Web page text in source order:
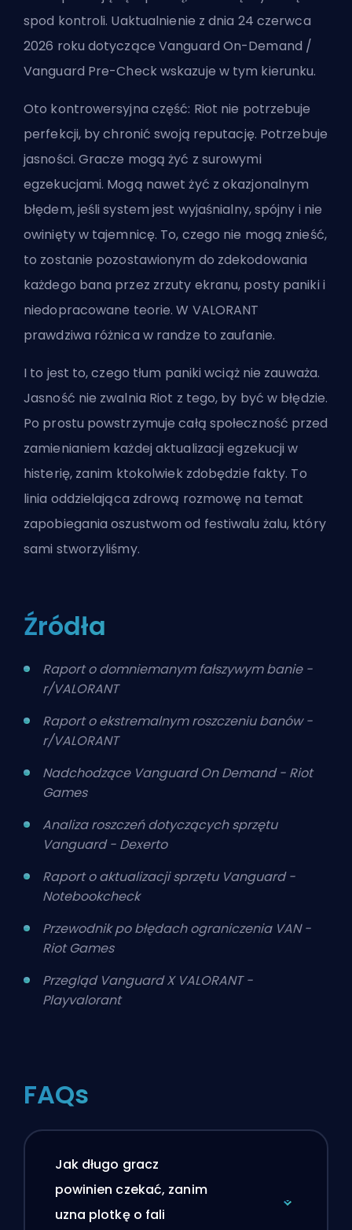
spod kontroli. Uaktualnienie z dnia 24 czerwca
2026 roku dotyczące Vanguard On-Demand /
Vanguard Pre-Check wskazuje w tym kierunku.
Oto kontrowersyjna część: Riot nie potrzebuje
perfekcji, by chronić swoją reputację. Potrzebuje
jasności. Gracze mogą żyć z surowymi
egzekucjami. Mogą nawet żyć z okazjonalnym
błędem, jeśli system jest wyjaśnialny, spójny i nie
owinięty w tajemnicę. To, czego nie mogą znieść,
to zostanie pozostawionym do zdekodowania
każdego bana przez zrzuty ekranu, posty paniki i
niedopracowane teorie. W VALORANT
prawdziwa różnica w randze to zaufanie.
I to jest to, czego tłum paniki wciąż nie zauważa.
Jasność nie zwalnia Riot z tego, by być w błędzie.
Po prostu powstrzymuje całą społeczność przed
zamienianiem każdej aktualizacji egzekucji w
histerię, zanim ktokolwiek zdobędzie fakty. To
linia oddzielająca zdrową rozmowę na temat
zapobiegania oszustwom od festiwalu żalu, który
sami stworzyliśmy.
Źródła
Raport o domniemanym fałszywym banie -
r/VALORANT
Raport o ekstremalnym roszczeniu banów -
r/VALORANT
Nadchodzące Vanguard On Demand - Riot
Games
Analiza roszczeń dotyczących sprzętu
Vanguard - Dexerto
Raport o aktualizacji sprzętu Vanguard -
Notebookcheck
Przewodnik po błędach ograniczenia VAN -
Riot Games
Przegląd Vanguard X VALORANT -
Playvalorant
FAQs
Jak długo gracz
powinien czekać, zanim
uzna plotkę o fali